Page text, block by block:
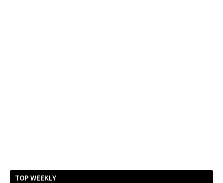
TOP WEEKLY